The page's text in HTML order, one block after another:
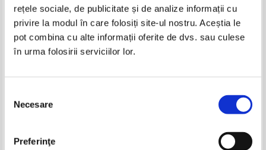
rețele sociale, de publicitate și de analize informații cu
privire la modul în care folosiți site-ul nostru. Aceștia le
pot combina cu alte informații oferite de dvs. sau culese
în urma folosirii serviciilor lor.
consimțământului
Necesare
Preferinţe
P. D. James - Pacatul originar
Pret:21,00Lei 14,70 Lei
Adaugă în coș
James Dashner - Controlul
gandurilor
Pret:23,00Lei 16,10 Lei